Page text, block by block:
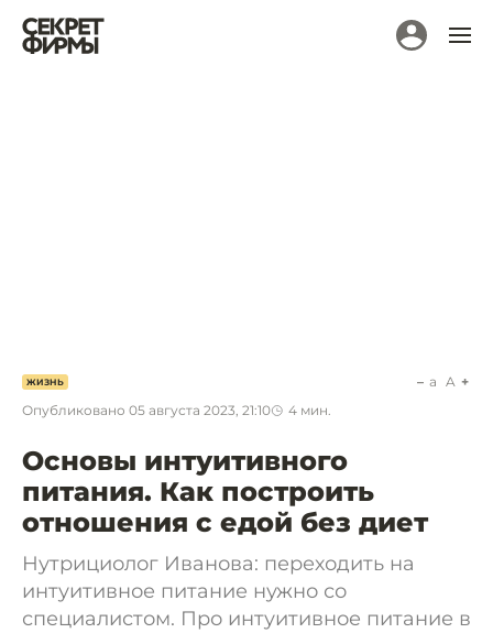
ЖИЗНЬ
Опубликовано 05 августа 2023, 21:10 4 мин.
a A
Основы интуитивного
питания. Как построить
отношения с едой без диет
Нутрициолог Иванова: переходить на
интуитивное питание нужно со
специалистом. Про интуитивное питание в